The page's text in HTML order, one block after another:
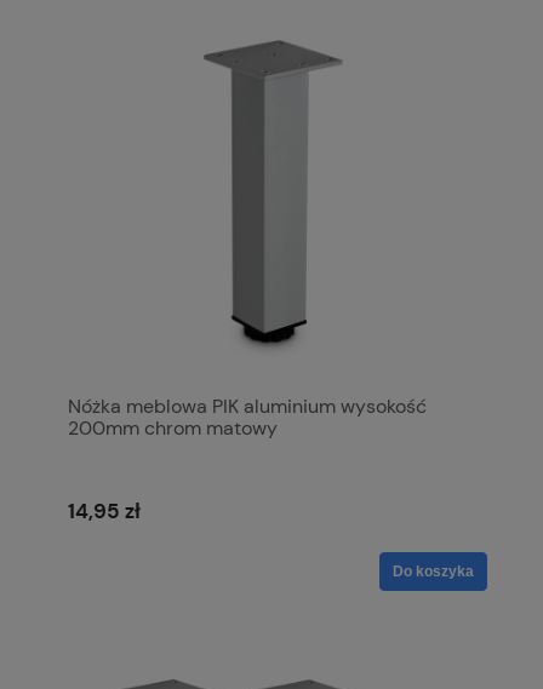
Nóżka meblowa PIK aluminium wysokość
200mm chrom matowy
14,95 zł
Do koszyka